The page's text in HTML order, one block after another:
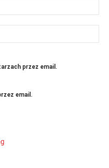
przez email.
email.